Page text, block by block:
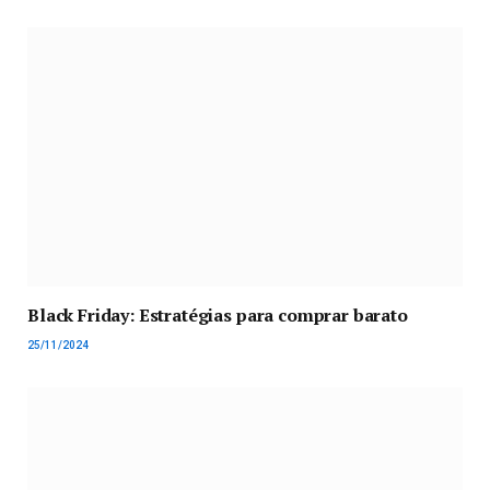
Black Friday: Estratégias para comprar barato
25/11/2024